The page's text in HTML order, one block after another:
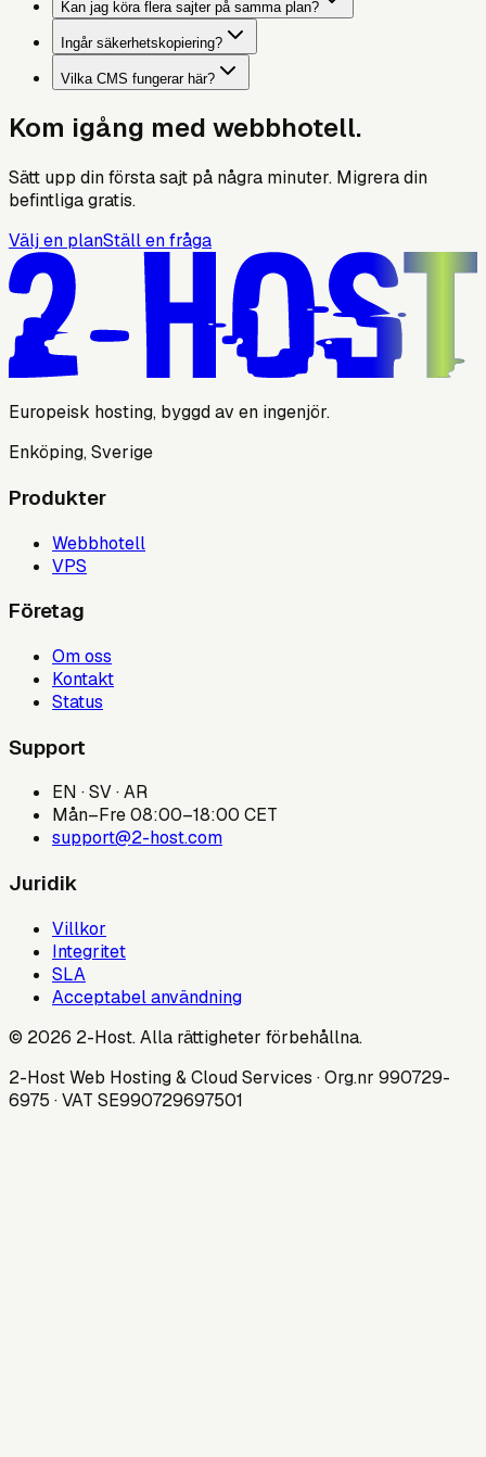
Kan jag köra flera sajter på samma plan?
Ingår säkerhetskopiering?
Vilka CMS fungerar här?
Kom igång med webbhotell.
Sätt upp din första sajt på några minuter. Migrera din
befintliga gratis.
Välj en planStäll en fråga
Europeisk hosting, byggd av en ingenjör.
Enköping, Sverige
Produkter
Webbhotell
VPS
Företag
Om oss
Kontakt
Status
Support
EN · SV · AR
Mån–Fre 08:00–18:00 CET
support@2-host.com
Juridik
Villkor
Integritet
SLA
Acceptabel användning
© 2026 2-Host. Alla rättigheter förbehållna.
2-Host Web Hosting & Cloud Services · Org.nr 990729-
6975 · VAT SE990729697501